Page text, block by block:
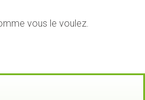
vous le voulez.